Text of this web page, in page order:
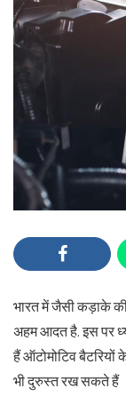
भारत में जैसी कड़ाके
अहम आदत है. इस पर
हैं ऑटोमोटिव
भी दुरुस्त रख सकते हैं